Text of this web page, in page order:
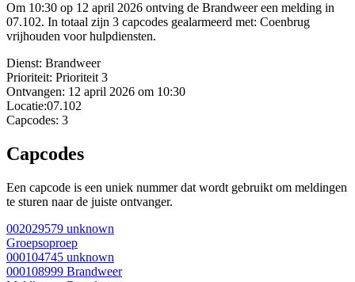
Om 10:30 op 12 april 2026 ontving de Brandweer een melding in
07.102. In totaal zijn 3 capcodes gealarmeerd met: Coenbrug
vrijhouden voor hulpdiensten.
Dienst: Brandweer
Prioriteit: Prioriteit 3
Ontvangen: 12 april 2026 om 10:30
Locatie:07.102
Capcodes: 3
Capcodes
Een capcode is een uniek nummer dat wordt gebruikt om meldingen
te sturen naar de juiste ontvanger.
002029579 unknown
Groepsoproep
000104745 unknown
000108999 Brandweer